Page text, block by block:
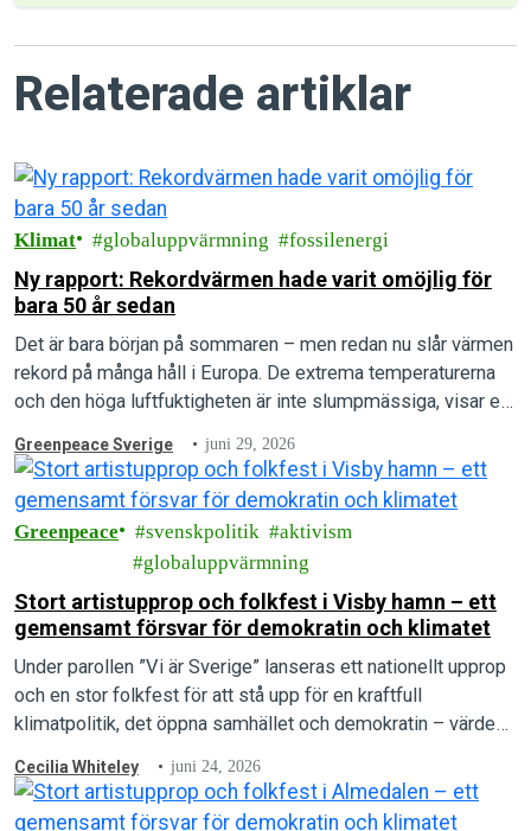
Relaterade artiklar
Klimat globaluppvärmning fossilenergi
Ny rapport: Rekordvärmen hade varit omöjlig för
bara 50 år sedan
Det är bara början på sommaren – men redan nu slår värmen
rekord på många håll i Europa. De extrema temperaturerna
och den höga luftfuktigheten är inte slumpmässiga, visar en
Greenpeace Sverige juni 29, 2026
Greenpeace svenskpolitik
aktivism
globaluppvärmning
Stort artistupprop och folkfest i Visby hamn – ett
gemensamt försvar för demokratin och klimatet
Under parollen ”Vi är Sverige” lanseras ett nationellt upprop
och en stor folkfest för att stå upp för en kraftfull
klimatpolitik, det öppna samhället och demokratin – värden
Cecilia Whiteley juni 24, 2026